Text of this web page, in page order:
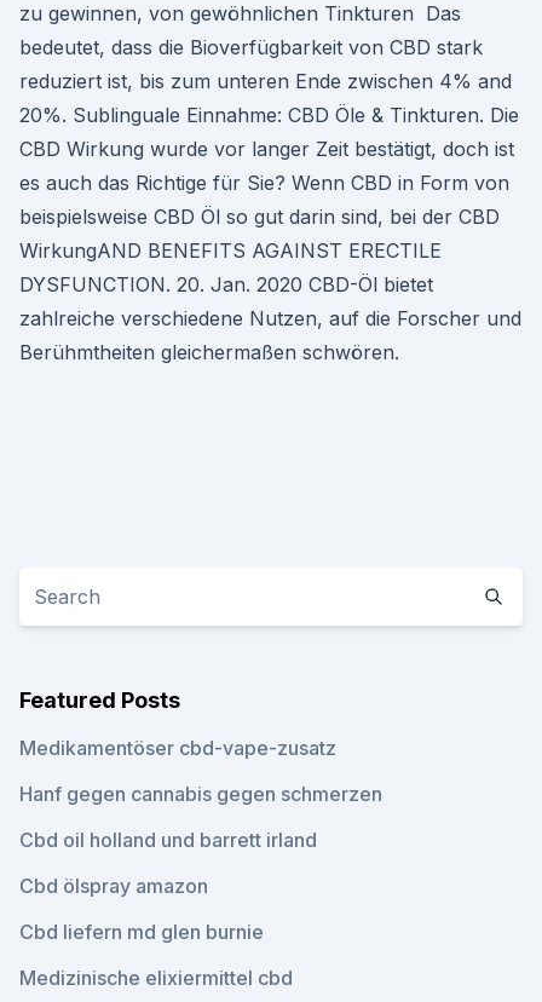
zu gewinnen, von gewöhnlichen Tinkturen Das
bedeutet, dass die Bioverfügbarkeit von CBD stark
reduziert ist, bis zum unteren Ende zwischen 4% and
20%. Sublinguale Einnahme: CBD Öle & Tinkturen. Die
CBD Wirkung wurde vor langer Zeit bestätigt, doch ist
es auch das Richtige für Sie? Wenn CBD in Form von
beispielsweise CBD Öl so gut darin sind, bei der CBD
WirkungAND BENEFITS AGAINST ERECTILE
DYSFUNCTION. 20. Jan. 2020 CBD-Öl bietet
zahlreiche verschiedene Nutzen, auf die Forscher und
Berühmtheiten gleichermaßen schwören.
Featured Posts
Medikamentöser cbd-vape-zusatz
Hanf gegen cannabis gegen schmerzen
Cbd oil holland und barrett irland
Cbd ölspray amazon
Cbd liefern md glen burnie
Medizinische elixiermittel cbd